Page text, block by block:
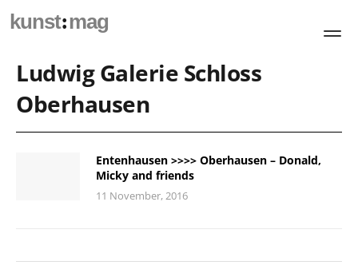
kunst:mag
Ludwig Galerie Schloss
Oberhausen
Entenhausen >>>> Oberhausen – Donald,
Micky and friends
11 November, 2016